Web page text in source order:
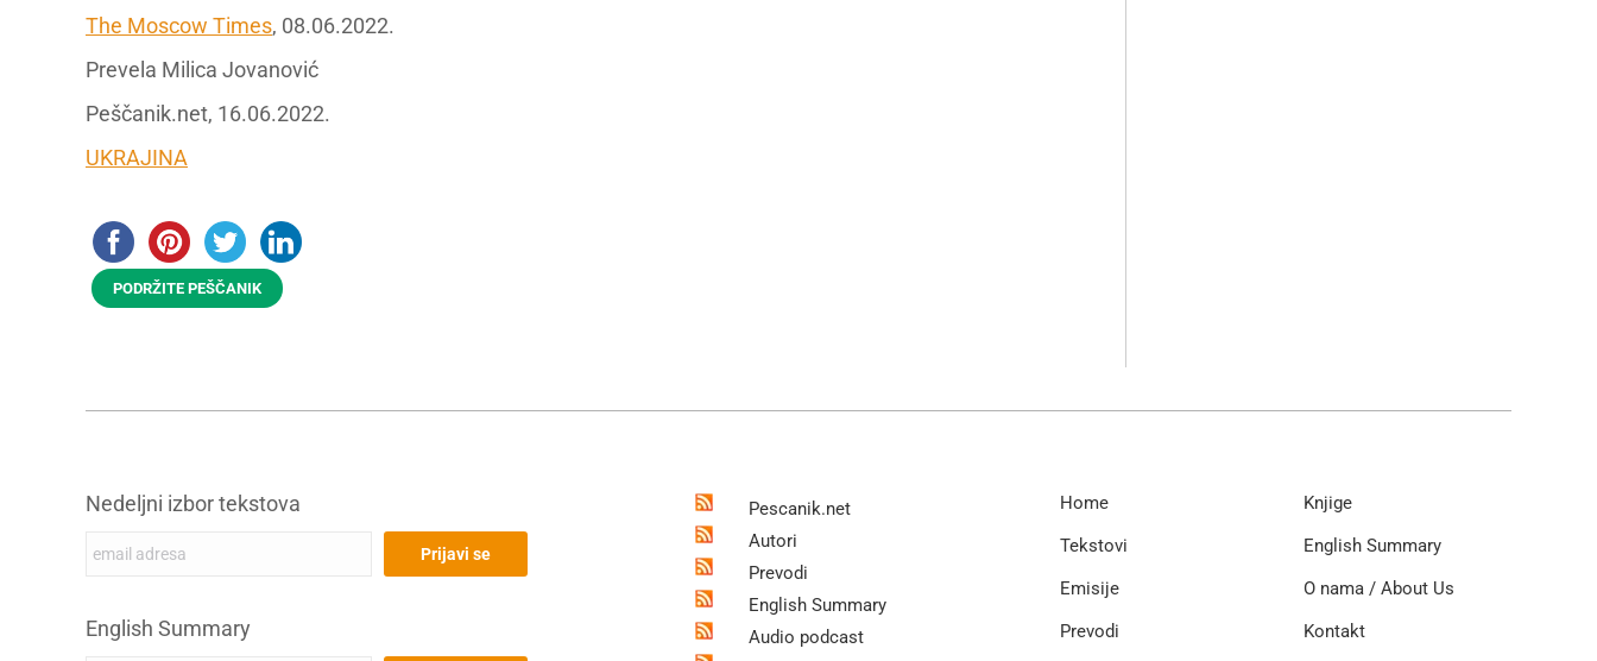
The Moscow Times, 08.06.2022.
Prevela Milica Jovanović
Peščanik.net, 16.06.2022.
UKRAJINA
PODRŽITE PEŠČANIK
Nedeljni izbor tekstova
English Summary
Pescanik.net
Autori
Prevodi
English Summary
Audio podcast
Home
Tekstovi
Emisije
Prevodi
Knjige
English Summary
O nama / About Us
Kontakt